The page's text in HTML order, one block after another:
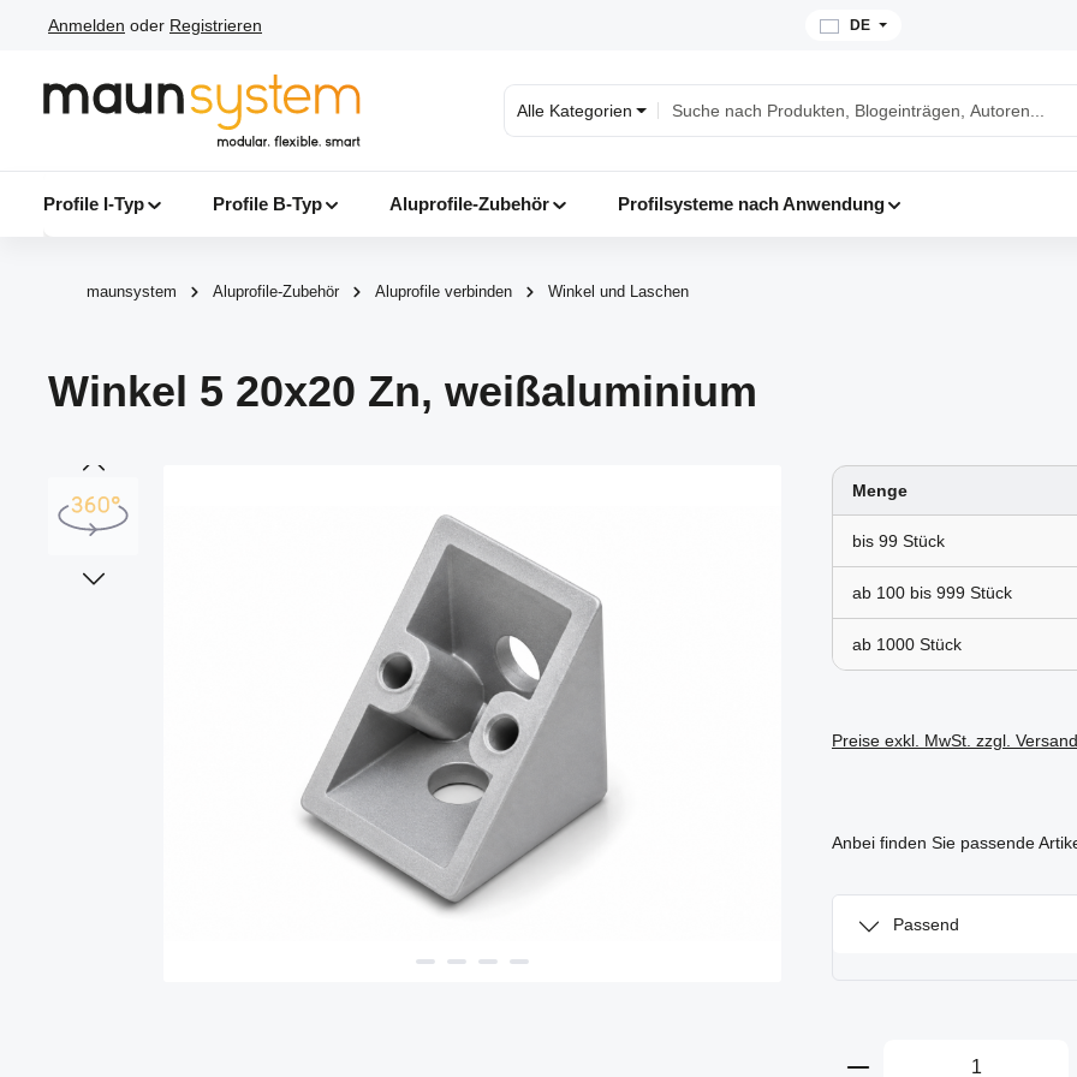
Hauptinhalt springen
Zur Suche springen
Zur Hauptnavigation springen
Anmelden oder Registrieren DE
Alle Kategorien
Profile I-Typ Profile B-Typ Aluprofile-Zubehör Profilsysteme nach Anwendung
maunsystem Aluprofile-Zubehör Aluprofile verbinden Winkel und Laschen
Winkel 5 20x20 Zn, weißaluminium
Menge
bis 99
ab 100 bis 999
ab 1000
Preise exkl. MwSt. zzgl.
Anbei finden Sie passende
Passend
Produkt Anzahl: